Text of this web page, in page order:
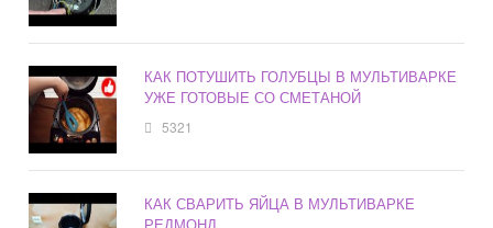
КАК ПОТУШИТЬ ГОЛУБЦЫ В МУЛЬТИВАРКЕ
УЖЕ ГОТОВЫЕ СО СМЕТАНОЙ
5321
КАК СВАРИТЬ ЯЙЦА В МУЛЬТИВАРКЕ